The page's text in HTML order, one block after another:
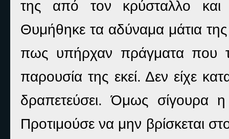
της από τον κρύσταλλο και
Θυμήθηκε τα αδύναμα μάτια της
πως υπήρχαν πράγματα που
παρουσία της εκεί. Δεν είχε
δραπετεύσει. Όμως σίγουρα
Προτιμούσε να μην βρίσκεται